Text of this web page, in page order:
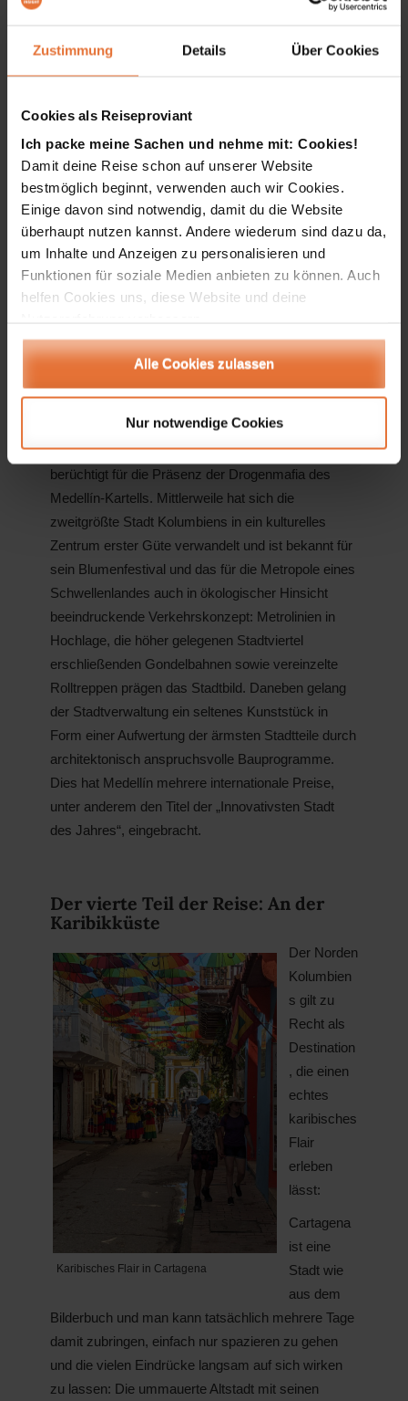
Zustimmung Details Über Cookies
Cookies als Reiseproviant
Ich packe meine Sachen und nehme mit: Cookies!
Damit deine Reise schon auf unserer Website
bestmöglich beginnt, verwenden auch wir Cookies.
Einige davon sind notwendig, damit du die Website
überhaupt nutzen kannst. Andere wiederum sind dazu da,
um Inhalte und Anzeigen zu personalisieren und
Funktionen für soziale Medien anbieten zu können. Auch
helfen Cookies uns, diese Website und deine
Alle Cookies zulassen
Nur notwendige Cookies
Der dritte Teil der Reise: Entlang
des Río Cauca ins Kaffeedreieck und
hügelige Landschaft immer stärker durch den
Kaffeeanbau dominiert wird. Im Dorf Salento und
anderntags im für seine Wachspalmen bekannten
Cocora-Tal haben wir zum ersten Mal seit Beginn
unserer Reise das Gefühl, dem internationalen
Tourismus zu begegnen. Kolumbien ist einfach so
Präsenz fremder Gäste nicht oft spürbar wird.
mich die größte Überraschung dieser Reise:
Medellín war noch im vergangenen Jahrhundert
bekannt als eher graue Industriestadt und ab 1980
berüchtigt für die Präsenz der Drogenmafia des
Medellín-Kartells. Mittlerweile hat sich die
zweitgrößte Stadt Kolumbiens in ein kulturelles
Zentrum erster Güte verwandelt und ist bekannt für
sein Blumenfestival und das für die Metropole eines
Schwellenlandes auch in ökologischer Hinsicht
beeindruckende Verkehrskonzept: Metrolinien in
Hochlage, die höher gelegenen Stadtviertel
erschließenden Gondelbahnen sowie vereinzelte
Rolltreppen prägen das Stadtbild. Daneben gelang
der Stadtverwaltung ein seltenes Kunststück in
Form einer Aufwertung der ärmsten Stadtteile durch
architektonisch anspruchsvolle Bauprogramme.
Dies hat Medellín mehrere internationale Preise,
unter anderem den Titel der „Innovativsten Stadt
des Jahres“, eingebracht.
Der vierte Teil der Reise: An der
Karibikküste
Karibisches Flair in Cartagena
Der Norden
Kolumbien
s gilt zu
Recht als
Destination
, die einen
echtes
karibisches
Flair
erleben
lässt:
Cartagena
ist eine
Stadt wie
aus dem
Bilderbuch und man kann tatsächlich mehrere Tage
damit zubringen, einfach nur spazieren zu gehen
und die vielen Eindrücke langsam auf sich wirken
zu lassen: Die ummauerte Altstadt mit seinen